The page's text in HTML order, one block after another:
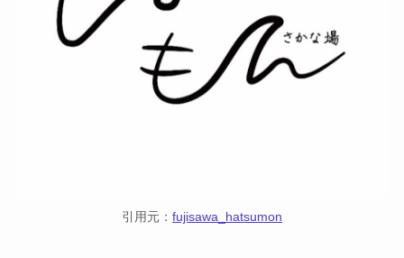
引用元： fujisawa_hatsumon